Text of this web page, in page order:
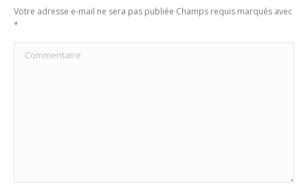
Votre adresse e-mail ne sera pas publiée Champs requis marqués avec
*
Commentaire